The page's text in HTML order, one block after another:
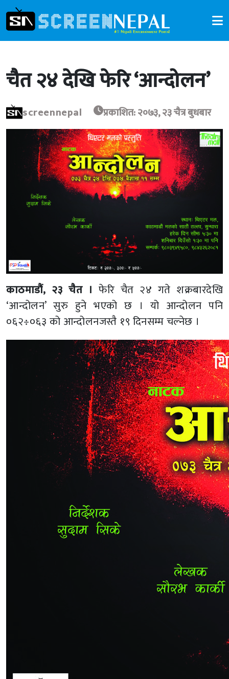
चैत २४ देखि फेरि ‘आन्दोलन’
screennepal प्रकाशित: २०७३, २३ चैत्र बुधबार
काठमाडौं, २३ चैत । फेरि चैत २४ गते शक्रबारदेखि
‘आन्दोलन’ सुरु हुने भएको छ । यो आन्दोलन पनि
०६२÷०६३ को आन्दोलनजस्तै १९ दिनसम्म चल्नेछ ।